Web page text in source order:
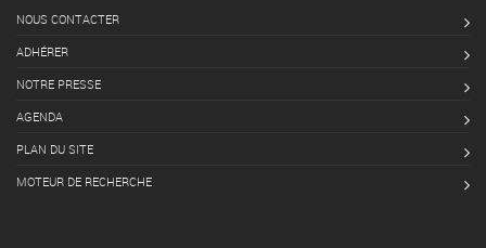
NOUS CONTACTER
ADHÉRER
NOTRE PRESSE
AGENDA
PLAN DU SITE
MOTEUR DE RECHERCHE